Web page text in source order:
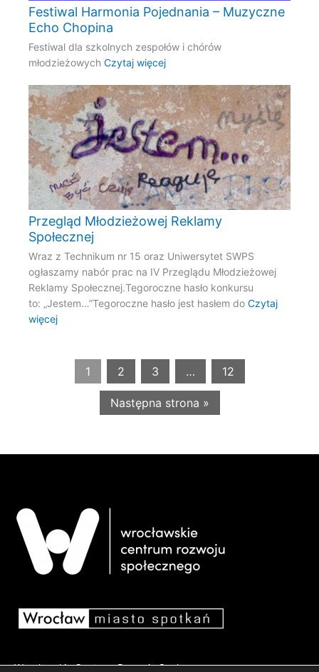
Festiwal Harmonia Pojednania – Muzyczne
Echo Chopina
Festiwal dla szkolnych zespołów i chórów
młodzieżowychCzytaj więcej
Przegląd Młodzieżowej Reklamy
Społecznej
Wraz z Technikum nr 15 oraz Uniwersytet SWPS
ogłaszamy nabór prac na IV Przeglądu Młodzieżowej
Reklamy Społecznej.Tegoroczne hasło konkursu
to: „Jestem…”Tegoroczne hasło jest hasłem doCzytaj
więcej
1 2 3 … 12
Następna strona »
Wrocławskie Centrum Rozwoju Społecznego